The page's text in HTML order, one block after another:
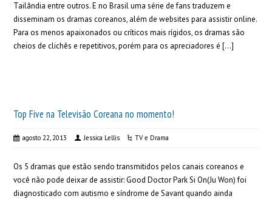
Tailândia entre outros. E no Brasil uma série de fans traduzem e
disseminam os dramas coreanos, além de websites para assistir online.
Para os menos apaixonados ou críticos mais rígidos, os dramas são
cheios de clichês e repetitivos, porém para os apreciadores é […]
Top Five na Televisão Coreana no momento!
agosto 22, 2013 Jessica Lellis TV e Drama
Os 5 dramas que estão sendo transmitidos pelos canais coreanos e
você não pode deixar de assistir: Good Doctor Park Si On(Ju Won) foi
diagnosticado com autismo e síndrome de Savant quando ainda